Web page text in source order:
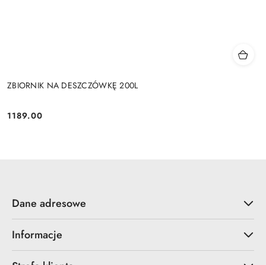
ZBIORNIK NA DESZCZÓWKĘ 200L
Cena:
1189.00
Dane adresowe
Informacje